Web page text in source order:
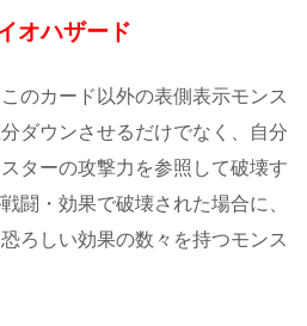
オハザード
のカード以外の表側表示モンス
ダウンさせるだけでなく、自分
ターの攻撃力を参照して破壊す
闘・効果で破壊された場合に、
ろしい効果の数々を持つモンス